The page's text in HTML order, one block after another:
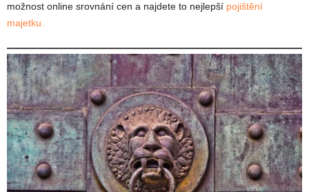
možnost online srovnání cen a najdete to nejlepší pojištění
majetku.